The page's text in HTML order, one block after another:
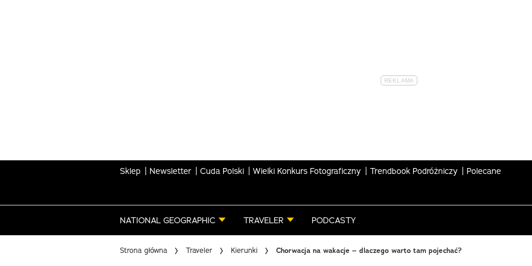
Sklep Newsletter Cuda Polski Wielki Konkurs Fotograficzny Trendbook Podróżniczy Polecane
NATIONAL GEOGRAPHIC TRAVELER PODCASTY
Strona główna Traveler Kierunki Chorwacja na wakacje – dlaczego warto tam pojechać?